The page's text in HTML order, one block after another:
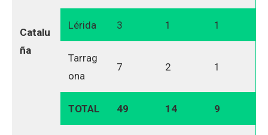
Catalu
ña
Lérida 3 1 1
Tarrag
ona
7 2 1
TOTAL 49 14 9